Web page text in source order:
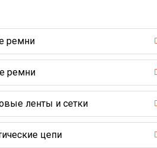
ремни
ремни
ленты и сетки
цепи